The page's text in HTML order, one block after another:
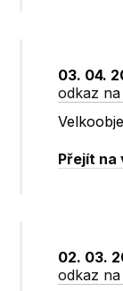
03. 04.
odkaz
Přejít na
02. 03.
odkaz